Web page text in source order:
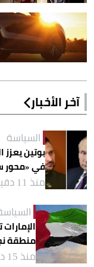
آخر الأخبار
السياسة
بوتين
في «محور
منذ 11 دقيقة
منطقة
منذ 15 دقيقة